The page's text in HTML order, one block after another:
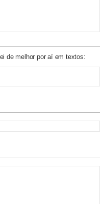
de melhor por aí em textos: